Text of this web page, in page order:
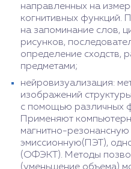
направленных на
когнитивных функций.
на запоминание слов,
рисунков,
определение сходств,
предметами;
нейровизуализация:
изображений
с помощью различных
Применяют
магнитно-
эмиссионную(ПЭТ),
(ОФЭКТ). Методы
(уменьшение объема)